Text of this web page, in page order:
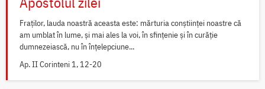
Fraților, lauda noastră aceasta este: mărturia conștiinței noastre că
am umblat în lume, și mai ales la voi, în sfințenie și în curăție
dumnezeiască, nu în înțelepciune...
Ap. II Corinteni 1, 12-20